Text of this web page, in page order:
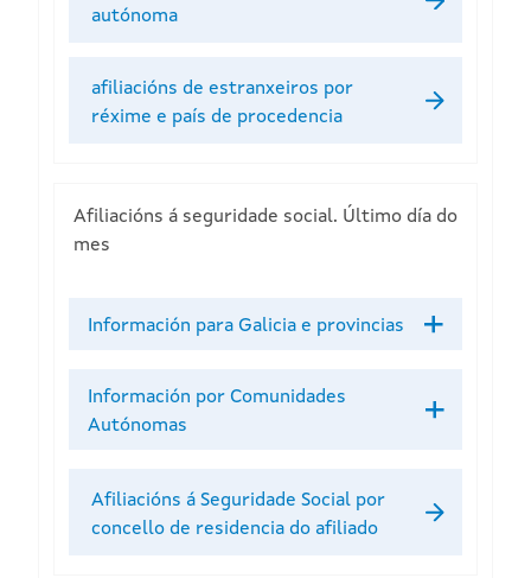
autónoma
afiliacións de estranxeiros por
réxime e país de procedencia
Afiliacións á seguridade social. Último día do
mes
Información para Galicia e provincias
Información por Comunidades
Autónomas
Afiliacións á Seguridade Social por
concello de residencia do afiliado